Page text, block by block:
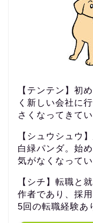
【テンテン】初
く新しい会社に
さくなってきてい
【シュウシュウ
白緑パンダ。始
気がなくなってい
【シチ】転職と
作者であり、採
5回の転職経験あ